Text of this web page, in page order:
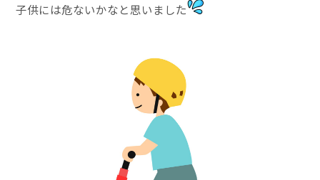
子供には危ないかなと思いました